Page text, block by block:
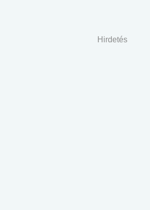
Hirdetés